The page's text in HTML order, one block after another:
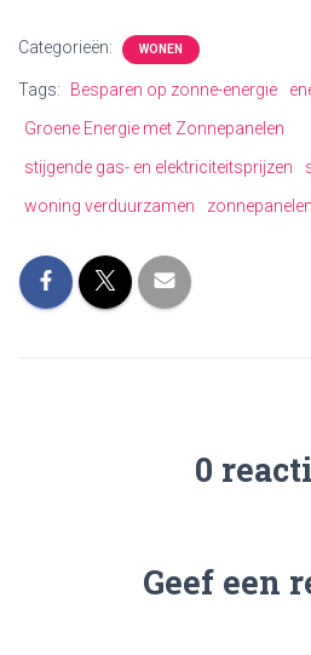
Categorieën: WONEN
Tags: Besparen op zonne-energie
Groene Energie met Zonnepanelen
stijgende gas- en elektriciteitsprijzen
woning verduurzamen
zonnepanelen
0
Geef een